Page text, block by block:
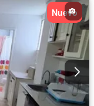
Nuevo